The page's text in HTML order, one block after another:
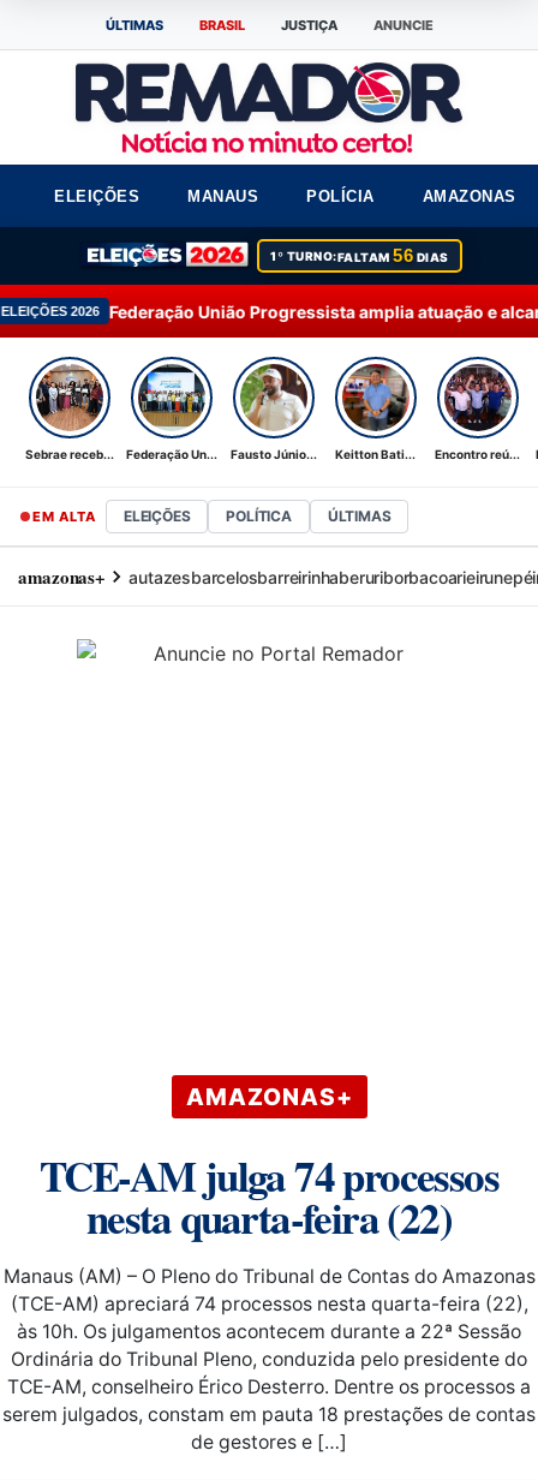
ÚLTIMAS BRASIL JUSTIÇA ANUNCIE
ELEIÇÕES MANAUS POLÍCIA AMAZONAS
1º TURNO:FALTAM56 DIAS
União Progressista amplia atuação e alcança 92% dos
Sebrae receb... Federação Un... Fausto Júnio... Keitton Bati... Encontro reú...
EM ALTA ELEIÇÕES POLÍTICA ÚLTIMAS
amazonas+ autazesbarcelosbarreirinhaberuriborbacoarieirunepé
AMAZONAS+
TCE-AM julga 74 processos
nesta quarta-feira (22)
Manaus (AM) – O Pleno do Tribunal de Contas do Amazonas
(TCE-AM) apreciará 74 processos nesta quarta-feira (22),
às 10h. Os julgamentos acontecem durante a 22ª Sessão
Ordinária do Tribunal Pleno, conduzida pelo presidente do
TCE-AM, conselheiro Érico Desterro. Dentre os processos a
serem julgados, constam em pauta 18 prestações de contas
de gestores e […]